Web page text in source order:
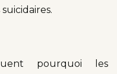
pourquoi les